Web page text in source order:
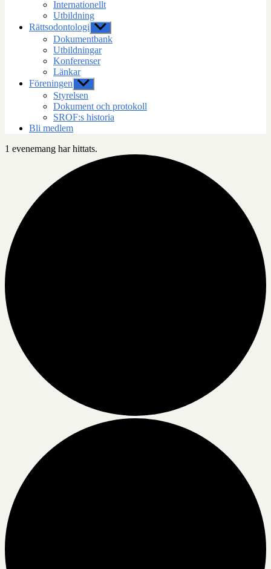
Internationellt
Utbildning
Rättsodontologi Visa
undermeny
Dokumentbank
Utbildningar
Konferenser
Länkar
Föreningen Visa
undermeny
Styrelsen
Dokument och protokoll
SROF:s historia
Bli medlem
1 evenemang har hittats.